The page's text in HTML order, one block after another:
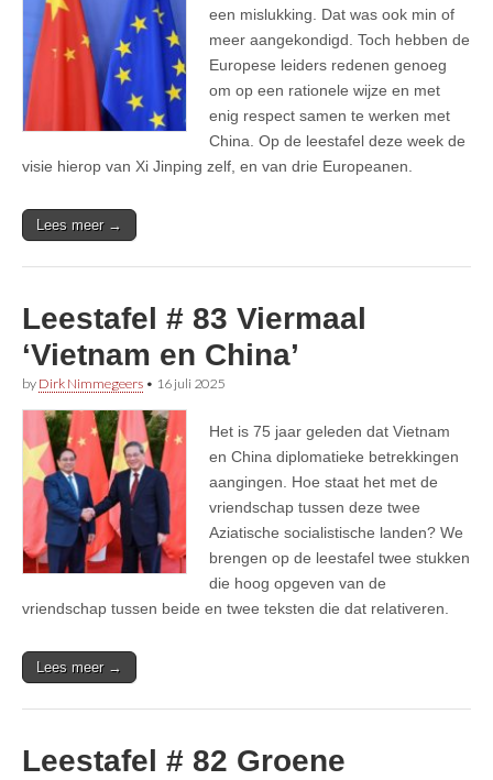
een mislukking. Dat was ook min of
meer aangekondigd. Toch hebben de
Europese leiders redenen genoeg
om op een rationele wijze en met
enig respect samen te werken met
China. Op de leestafel deze week de
visie hierop van Xi Jinping zelf, en van drie Europeanen.
Lees meer →
Leestafel # 83 Viermaal
‘Vietnam en China’
by Dirk Nimmegeers • 16 juli 2025
Het is 75 jaar geleden dat Vietnam
en China diplomatieke betrekkingen
aangingen. Hoe staat het met de
vriendschap tussen deze twee
Aziatische socialistische landen? We
brengen op de leestafel twee stukken
die hoog opgeven van de
vriendschap tussen beide en twee teksten die dat relativeren.
Lees meer →
Leestafel # 82 Groene